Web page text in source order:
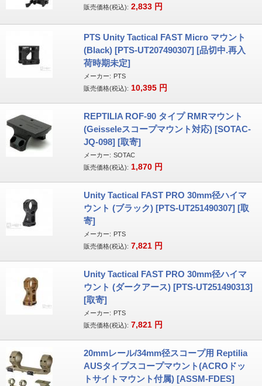
販売価格(税込): 2,833 円
PTS Unity Tactical FAST Micro マウント
(Black) [PTS-UT207490307] [品切中.再入
荷時期未定]
メーカー: PTS
販売価格(税込): 10,395 円
REPTILIA ROF-90 タイプ RMRマウント
(Geisseleスコープマウント対応) [SOTAC-
JQ-098] [取寄]
メーカー: SOTAC
販売価格(税込): 1,870 円
Unity Tactical FAST PRO 30mm径ハイマ
ウント (ブラック) [PTS-UT251490307] [取
寄]
メーカー: PTS
販売価格(税込): 7,821 円
Unity Tactical FAST PRO 30mm径ハイマ
ウント (ダークアース) [PTS-UT251490313]
[取寄]
メーカー: PTS
販売価格(税込): 7,821 円
20mmレール/34mm径スコープ用 Reptilia
AUSタイプスコープマウント(ACROドッ
トサイトマウント付属) [ASSM-FDES]